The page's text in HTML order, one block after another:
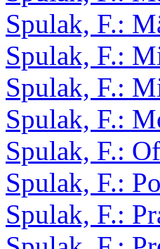
Spulak, F.:
Spulak, F.:
Spulak, F.:
Spulak, F.:
Spulak, F.:
Spulak, F.:
Spulak, F.: